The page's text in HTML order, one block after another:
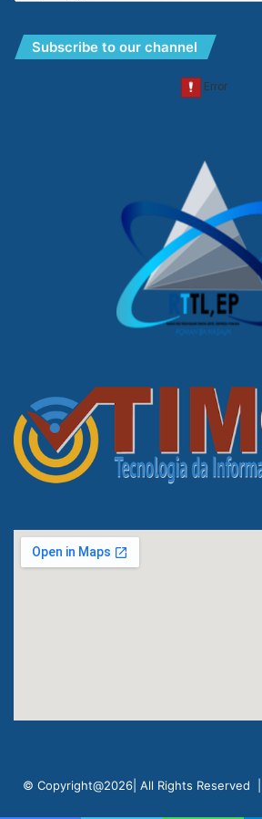
Subscribe to our channel
© Copyright@2026| All Rights Reserved |